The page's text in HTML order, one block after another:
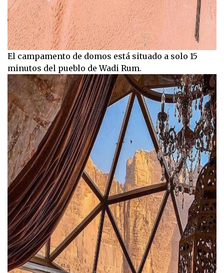
El campamento de domos está situado a solo 15
minutos del pueblo de Wadi Rum.